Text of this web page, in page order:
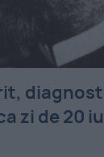
zi de 20